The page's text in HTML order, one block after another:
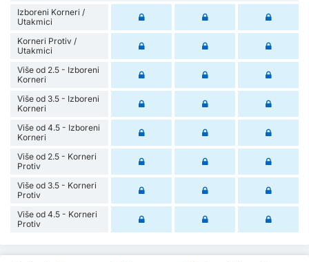
Izboreni Korneri /
Utakmici
Korneri Protiv /
Utakmici
Više od 2.5 - Izboreni
Korneri
Više od 3.5 - Izboreni
Korneri
Više od 4.5 - Izboreni
Korneri
Više od 2.5 - Korneri
Protiv
Više od 3.5 - Korneri
Protiv
Više od 4.5 - Korneri
Protiv